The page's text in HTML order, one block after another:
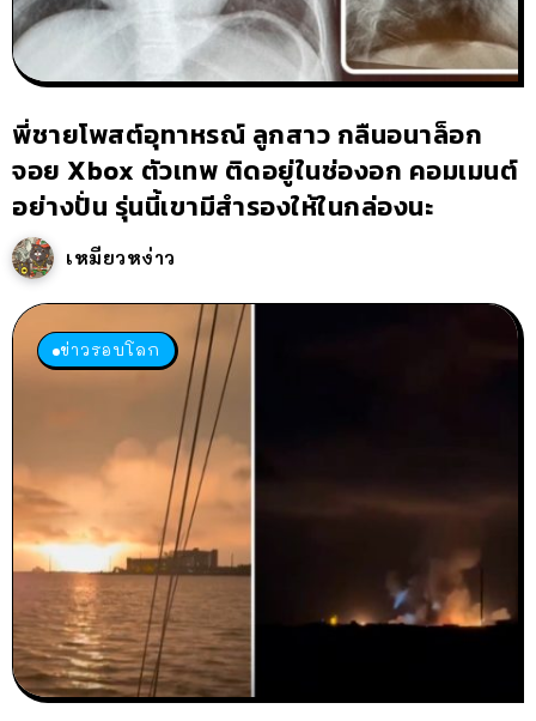
พี่ชายโพสต์อุทาหรณ์ ลูกสาว กลืนอนาล็อก
จอย Xbox ตัวเทพ ติดอยู่ในช่องอก คอมเมนต์
อย่างปั่น รุ่นนี้เขามีสำรองให้ในกล่องนะ
เหมียวหง่าว
ข่าวรอบโลก